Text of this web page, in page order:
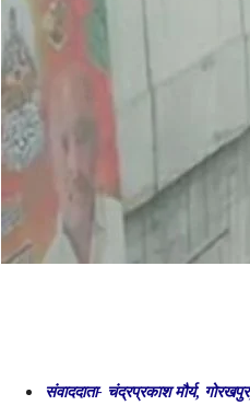
संवाददाता- चंद्रप्रकाश मौर्य, गोरखपुर